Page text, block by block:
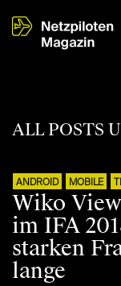
ALL POSTS
ANDROID MOBILE
Wiko
im IFA
starken
lange